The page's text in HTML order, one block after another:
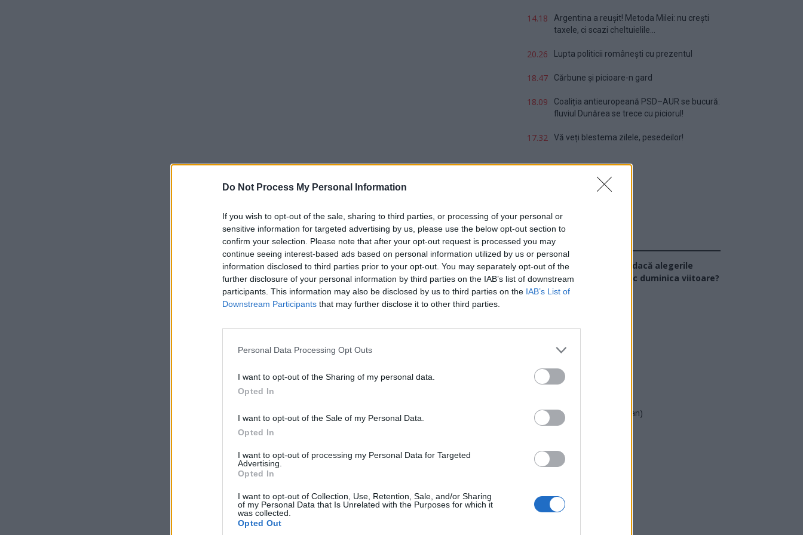
Do Not Process My Personal Information
If you wish to opt-out of the sale, sharing to third parties, or processing of your personal or
sensitive information for targeted advertising by us, please use the below opt-out section to
confirm your selection. Please note that after your opt-out request is processed you may
continue seeing interest-based ads based on personal information utilized by us or personal
information disclosed to third parties prior to your opt-out. You may separately opt-out of the
further disclosure of your personal information by third parties on the IAB’s list of downstream
participants. This information may also be disclosed by us to third parties on the IAB’s List of
Downstream Participants that may further disclose it to other third parties.
Personal Data Processing Opt Outs
I want to opt-out of the Sharing of my personal data.
Opted In
I want to opt-out of the Sale of my Personal Data.
Opted In
I want to opt-out of processing my Personal Data for Targeted
Advertising.
Opted In
I want to opt-out of Collection, Use, Retention, Sale, and/or Sharing
of my Personal Data that Is Unrelated with the Purposes for which it
was collected.
Opted Out
14.18
Argentina a reușit! Metoda Milei: nu crești
taxele, ci scazi cheltuielile...
20.26 Lupta politicii românești cu prezentul
18.47 Cărbune și picioare-n gard
18.09
Coaliția antieuropeană PSD–AUR se bucură:
fluviul Dunărea se trece cu piciorul!
17.32 Vă veți blestema zilele, pesedeilor!
Sondaj
Ce partid ați vota dacă alegerile
parlamentare ar avea loc duminica viitoare?
UDMR
Forța Dreptei (L. Orban)
REPER
SENS
POT (Gavrilă)